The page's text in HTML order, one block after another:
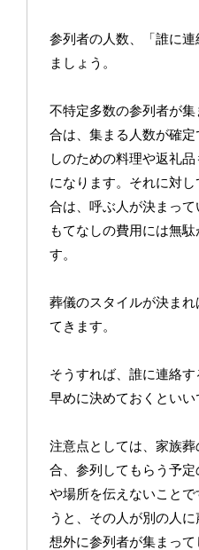
参列者の人数、「誰に
ましょう。
不特定多数の参列者が
合は、集まる人数が確
しのための料理や返礼
になります。それに対
合は、呼ぶ人が決まっ
もてなしの費用には無
す。
葬儀のスタイルが決ま
てきます。
そうすれば、誰に連絡す
早めに決めておくといい
注意点としては、家族
合、参列してもらう予
や場所を伝えないこと
うと、その人が別の人
想外に参列者が集まっ